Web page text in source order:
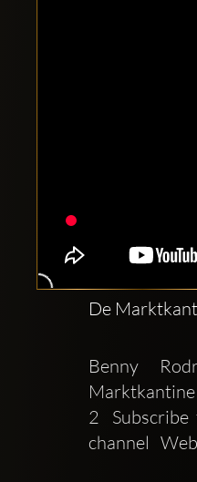
De
Benny
2  Subscribe
channel